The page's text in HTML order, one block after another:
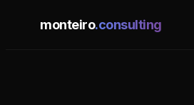
monteiro.consulting